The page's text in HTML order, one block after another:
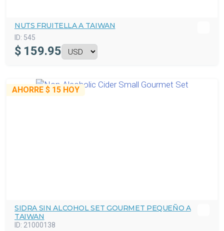
NUTS FRUITELLA A TAIWAN
ID: 545
$ 159.95
AHORRE $ 15 HOY
SIDRA SIN ALCOHOL SET GOURMET PEQUEÑO A
TAIWAN
ID: 21000138